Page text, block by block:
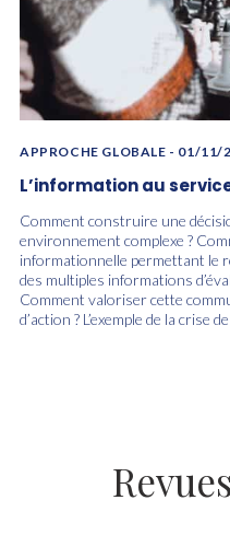
APPROCHE GLOBALE - 01/11/
L’information au
Comment construire une
environnement complexe ?
informationnelle permettant le
des multiples informations
Comment valoriser cette
d’action ? L’exemple de la crise